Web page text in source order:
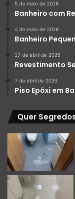
5 de maio de 2026
Banheiro com
4 de maio de 2026
Banheiro
27 de abril de 2026
Revestimento
7 de abril de 2026
Piso Epóxi em
Quer